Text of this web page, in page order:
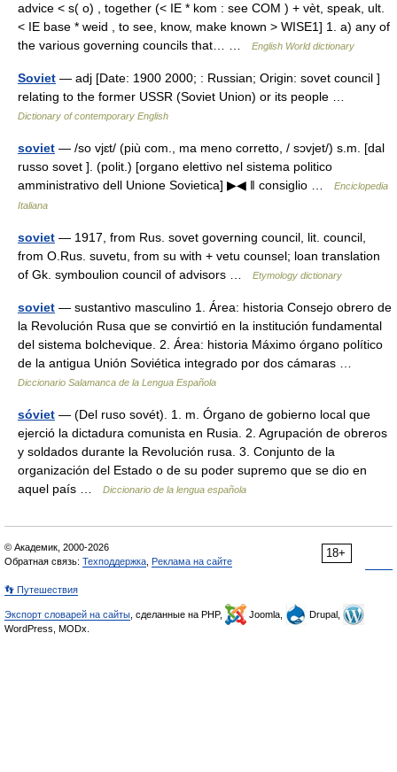
advice < s( o) , together (< IE * kom : see COM ) + vèt, speak, ult.
< IE base * weid , to see, know, make known > WISE1] 1. a) any of
the various governing councils that… …
English World dictionary
Soviet — adj [Date: 1900 2000; : Russian; Origin: sovet council ]
relating to the former USSR (Soviet Union) or its people …
Dictionary of contemporary English
soviet — /so vjɛt/ (più com., ma meno corretto, / sɔvjet/) s.m. [dal
russo sovet ]. (polit.) [organo elettivo nel sistema politico
amministrativo dell Unione Sovietica] ▶◀ ‖ consiglio …
Enciclopedia
Italiana
soviet — 1917, from Rus. sovet governing council, lit. council,
from O.Rus. suvetu, from su with + vetu counsel; loan translation
of Gk. symboulion council of advisors …
Etymology dictionary
soviet — sustantivo masculino 1. Área: historia Consejo obrero de
la Revolución Rusa que se convirtió en la institución fundamental
del sistema bolchevique. 2. Área: historia Máximo órgano político
de la antigua Unión Soviética integrado por dos cámaras …
Diccionario Salamanca de la Lengua Española
sóviet — (Del ruso sovét). 1. m. Órgano de gobierno local que
ejerció la dictadura comunista en Rusia. 2. Agrupación de obreros
y soldados durante la Revolución rusa. 3. Conjunto de la
organización del Estado o de su poder supremo que se dio en
aquel país …
Diccionario de la lengua española
18+
© Академик, 2000-2026
Обратная связь: Техподдержка Реклама на сайте
👣 Путешествия
Экспорт словарей на сайты , сделанные на PHP, Joomla,
Drupal,
WordPress, MODx.